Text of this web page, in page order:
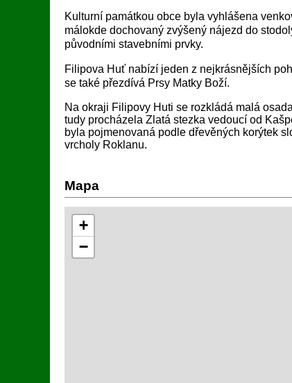
Kulturní památkou obce byla vyhlášena
málokde dochovaný zvýšený nájezd do
původními stavebními prvky.
Filipova Huť nabízí jeden z nejkrásnějších
se také přezdívá Prsy Matky Boží.
Na okraji Filipovy Huti se rozkládá malá
tudy procházela Zlatá stezka vedoucí od
byla pojmenovaná podle dřevěných korýtek
vrcholy Roklanu.
Mapa